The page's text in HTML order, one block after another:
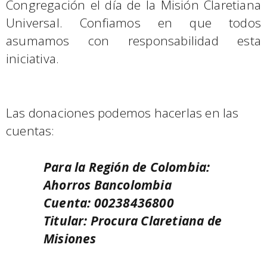
Congregación el día de la Misión Claretiana
Universal. Confiamos en que todos
asumamos con responsabilidad esta
iniciativa.
Las donaciones podemos hacerlas en las
cuentas:
Para la Región de Colombia:
Ahorros Bancolombia
Cuenta: 00238436800
Titular: Procura Claretiana de
Misiones